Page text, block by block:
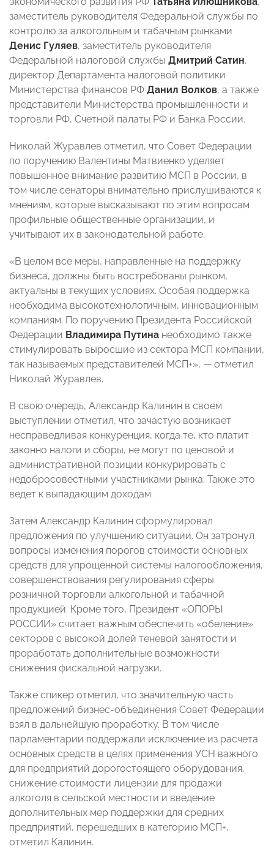
заместитель руководителя Федеральной службы по
контролю за алкогольным и табачным рынками
Денис Гуляев, заместитель руководителя
Федеральной налоговой службы Дмитрий Сатин,
директор Департамента налоговой политики
Министерства финансов РФ Данил Волков, а также
представители Министерства промышленности и
торговли РФ, Счетной палаты РФ и Банка России.
Николай Журавлев отметил, что Совет Федерации
по поручению Валентины Матвиенко уделяет
повышенное внимание развитию МСП в России, в
том числе сенаторы внимательно прислушиваются к
мнениям, которые высказывают по этим вопросам
профильные общественные организации, и
учитывают их в законодательной работе.
«В целом все меры, направленные на поддержку
бизнеса, должны быть востребованы рынком,
актуальны в текущих условиях. Особая поддержка
необходима высокотехнологичным, инновационным
компаниям. По поручению Президента Российской
Федерации Владимира Путина необходимо также
стимулировать выросшие из сектора МСП компании,
так называемых представителей МСП+», — отметил
Николай Журавлев.
В свою очередь, Александр Калинин в своем
выступлении отметил, что зачастую возникает
несправедливая конкуренция, когда те, кто платит
законно налоги и сборы, не могут по ценовой и
административной позиции конкурировать с
недобросовестными участниками рынка. Также это
ведет к выпадающим доходам.
Затем Александр Калинин сформулировал
предложения по улучшению ситуации. Он затронул
вопросы изменения порогов стоимости основных
средств для упрощенной системы налогообложения,
совершенствования регулирования сферы
розничной торговли алкогольной и табачной
продукцией. Кроме того, Президент «ОПОРЫ
РОССИИ» считает важным обеспечить «обеление»
секторов с высокой долей теневой занятости и
проработать дополнительные возможности
снижения фискальной нагрузки.
Также спикер отметил, что значительную часть
предложений бизнес-объединения Совет Федерации
взял в дальнейшую проработку. В том числе
парламентарии поддержали исключение из расчета
основных средств в целях применения УСН важного
для предприятий дорогостоящего оборудования,
снижение стоимости лицензии для продажи
алкоголя в сельской местности и введение
дополнительных мер поддержки для средних
предприятий, перешедших в категорию МСП+,
отметил Калинин.